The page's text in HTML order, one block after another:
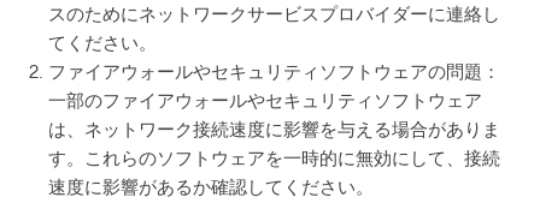
スのためにネットワークサービスプロバイダーに連絡し
てください。
ファイアウォールやセキュリティソフトウェアの問題：
一部のファイアウォールやセキュリティソフトウェア
は、ネットワーク接続速度に影響を与える場合がありま
す。これらのソフトウェアを一時的に無効にして、接続
速度に影響があるか確認してください。